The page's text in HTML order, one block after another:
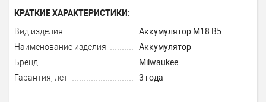
КРАТКИЕ ХАРАКТЕРИСТИКИ:
Вид изделия
Аккумулятор M18 B5
Наименование изделия
Аккумулятор
Бренд
Milwaukee
Гарантия, лет
3 года